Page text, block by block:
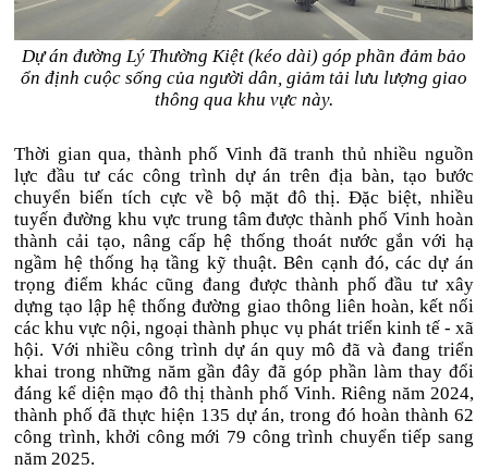
Dự án đường Lý Thường Kiệt (kéo dài) góp phần đảm bảo
ổn định cuộc sống của người dân, giảm tải lưu lượng giao
thông qua khu vực này.
Thời gian qua, thành phố Vinh đã tranh thủ nhiều nguồn
lực đầu tư các công trình dự án trên địa bàn, tạo bước
chuyển biến tích cực về bộ mặt đô thị. Đặc biệt, nhiều
tuyến đường khu vực trung tâm được thành phố Vinh hoàn
thành cải tạo, nâng cấp hệ thống thoát nước gắn với hạ
ngầm hệ thống hạ tầng kỹ thuật. Bên cạnh đó, các dự án
trọng điểm khác cũng đang được thành phố đầu tư xây
dựng tạo lập hệ thống đường giao thông liên hoàn, kết nối
các khu vực nội, ngoại thành phục vụ phát triển kinh tế - xã
hội. Với nhiều công trình dự án quy mô đã và đang triển
khai trong những năm gần đây đã góp phần làm thay đổi
đáng kể diện mạo đô thị thành phố Vinh. Riêng năm 2024,
thành phố đã thực hiện 135 dự án, trong đó hoàn thành 62
công trình, khởi công mới 79 công trình chuyển tiếp sang
năm 2025.